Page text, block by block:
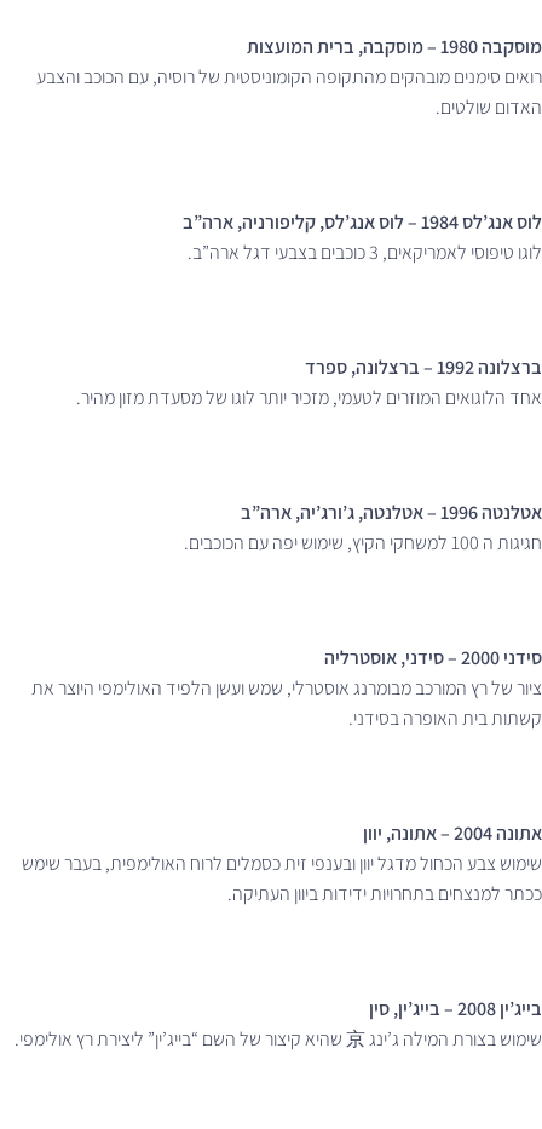
מוסקבה 1980 – מוסקבה, ברית המועצות
רואים סימנים מובהקים מהתקופה הקומוניסטית של רוסיה, עם הכוכב והצבע
האדום שולטים.
לוס אנג’לס 1984 – לוס אנג’לס, קליפורניה, ארה”ב
לוגו טיפוסי לאמריקאים, 3 כוכבים בצבעי דגל ארה”ב.
ברצלונה 1992 – ברצלונה, ספרד
אחד הלוגואים המוזרים לטעמי, מזכיר יותר לוגו של מסעדת מזון מהיר.
אטלנטה 1996 – אטלנטה, ג’ורג’יה, ארה”ב
חגיגות ה 100 למשחקי הקיץ, שימוש יפה עם הכוכבים.
סידני 2000 – סידני, אוסטרליה
ציור של רץ המורכב מבומרנג אוסטרלי, שמש ועשן הלפיד האולימפי היוצר את
קשתות בית האופרה בסידני.
אתונה 2004 – אתונה, יוון
שימוש צבע הכחול מדגל יוון ובענפי זית כסמלים לרוח האולימפית, בעבר שימש
ככתר למנצחים בתחרויות ידידות ביוון העתיקה.
בייג’ין 2008 – בייג’ין, סין
שימוש בצורת המילה ג’ינג 京 שהיא קיצור של השם “בייג’ין” ליצירת רץ אולימפי.